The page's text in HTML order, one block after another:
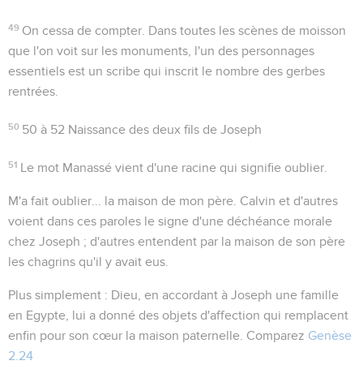
49 On cessa de compter . Dans toutes les scènes de moisson
que l'on voit sur les monuments, l'un des personnages
essentiels est un scribe qui inscrit le nombre des gerbes
rentrées.
50 50 à 52 Naissance des deux fils de Joseph
51 Le mot Manassé vient d'une racine qui signifie oublier
M'a fait oublier... la maison de mon père . Calvin et d'autres
voient dans ces paroles le signe d'une déchéance morale
chez Joseph ; d'autres entendent par la maison de son père
les chagrins qu'il y avait eus.
Plus simplement : Dieu, en accordant à Joseph une famille
en Egypte, lui a donné des objets d'affection qui remplacent
enfin pour son cœur la maison paternelle. Comparez Genèse
2.24